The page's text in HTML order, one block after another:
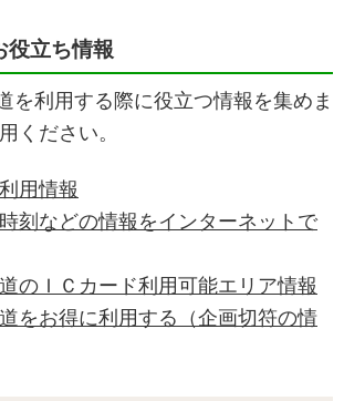
立ち情報
を利用する際に役立つ情報を集めま
ください。
用情報
刻などの情報をインターネットで
のＩＣカード利用可能エリア情報
をお得に利用する（企画切符の情